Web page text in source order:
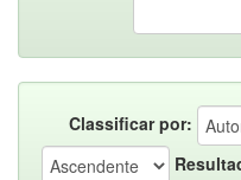
Classificar por: